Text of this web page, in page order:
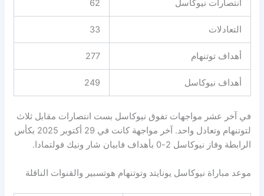
انتصارات نيوكاسل 62
التعادلات 33
أهداف توتنهام 277
أهداف نيوكاسل 249
في آخر عشر مواجهات تفوق نيوكاسل بست انتصارات مقابل ثلاث
لتوتنهام وتعادل واحد. آخر مواجهة كانت في 29 أكتوبر 2025 بكأس
الرابطة وفاز نيوكاسل 2-0 بأهداف فابيان شار ونيك فولتمادا.
موعد مباراة نيوكاسل يونايتد وتوتنهام هوتسبير والقنوات الناقلة